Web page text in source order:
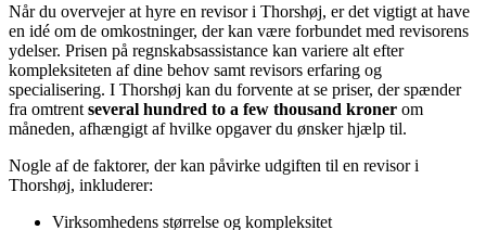
Når du overvejer at hyre en revisor i Thorshøj, er det vigtigt at have
en idé om de omkostninger, der kan være forbundet med revisorens
ydelser. Prisen på regnskabsassistance kan variere alt efter
kompleksiteten af dine behov samt revisors erfaring og
specialisering. I Thorshøj kan du forvente at se priser, der spænder
fra omtrent several hundred to a few thousand kroner om
måneden, afhængigt af hvilke opgaver du ønsker hjælp til.
Nogle af de faktorer, der kan påvirke udgiften til en revisor i
Thorshøj, inkluderer:
Virksomhedens størrelse og kompleksitet